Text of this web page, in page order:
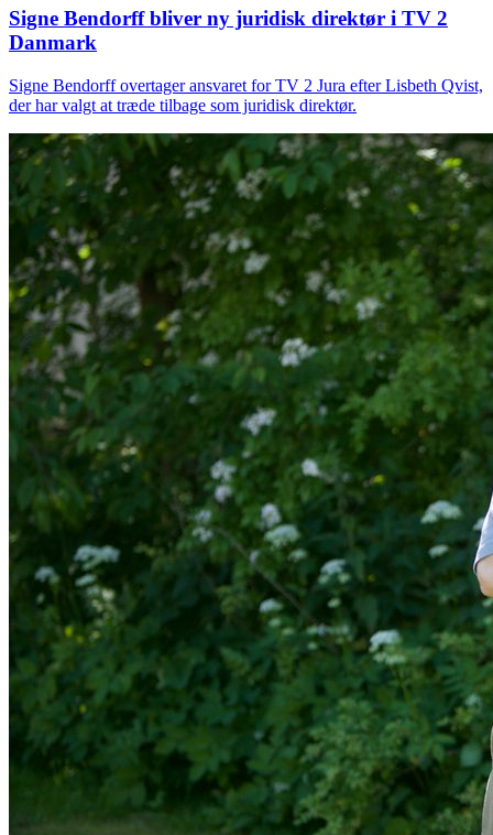
Signe Bendorff bliver ny juridisk direktør i TV 2
Danmark
Signe Bendorff overtager ansvaret for TV 2 Jura efter Lisbeth Qvist,
der har valgt at træde tilbage som juridisk direktør.